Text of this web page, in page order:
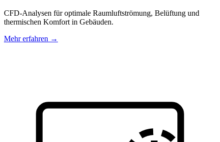
CFD-Analysen für optimale Raumluftströmung, Belüftung und
thermischen Komfort in Gebäuden.
Mehr erfahren →